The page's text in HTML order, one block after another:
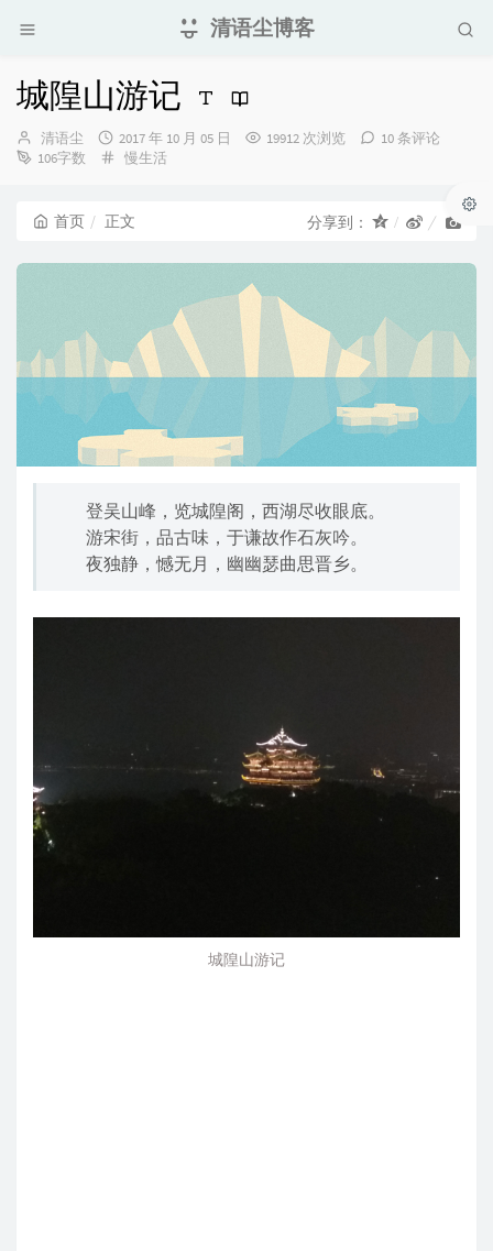
清语尘博客
城隍山游记
博
主：
清语尘
发
布
2017 年 10 月 05 日 19912 次浏览
10 条评论
106字数
分
慢生活
首页 正文 分享到：
登吴山峰，览城隍阁，西湖尽收眼底。
游宋街，品古味，于谦故作石灰吟。
夜独静，憾无月，幽幽瑟曲思晋乡。
城隍山游记